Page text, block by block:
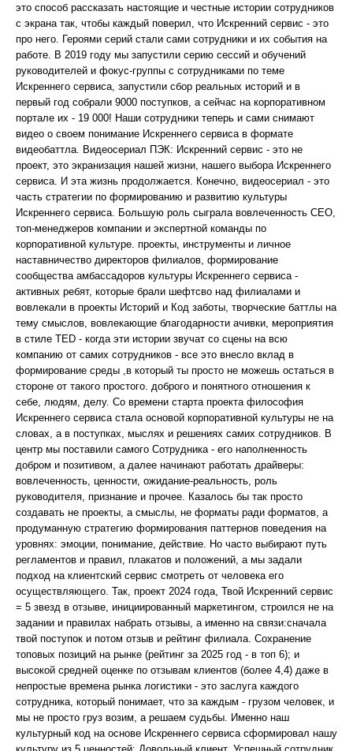
это способ рассказать настоящие и честные истории сотрудников
с экрана так, чтобы каждый поверил, что Искренний сервис - это
про него. Героями серий стали сами сотрудники и их события на
работе. В 2019 году мы запустили серию сессий и обучений
руководителей и фокус-группы с сотрудниками по теме
Искреннего сервиса, запустили сбор реальных историй и в
первый год собрали 9000 поступков, а сейчас на корпоративном
портале их - 19 000! Наши сотрудники теперь и сами снимают
видео о своем понимание Искреннего сервиса в формате
видеобаттла. Видеосериал ПЭК: Искренний сервис - это не
проект, это экранизация нашей жизни, нашего выбора Искреннего
сервиса. И эта жизнь продолжается. Конечно, видеосериал - это
часть стратегии по формированию и развитию культуры
Искреннего сервиса. Большую роль сыграла вовлеченность СЕО,
топ-менеджеров компании и экспертной команды по
корпоративной культуре. проекты, инструменты и личное
наставничество директоров филиалов, формирование
сообщества амбассадоров культуры Искреннего сервиса -
активных ребят, которые брали шефтсво над филиалами и
вовлекали в проекты Историй и Код заботы, творческие баттлы на
тему смыслов, вовлекающие благодарности ачивки, мероприятия
в стиле TED - когда эти истории звучат со сцены на всю
компанию от самих сотрудников - все это внесло вклад в
формирование среды ,в который ты просто не можешь остаться в
стороне от такого простого. доброго и понятного отношения к
себе, людям, делу. Со времени старта проекта философия
Искреннего сервиса стала основой корпоративной культуры не на
словах, а в поступках, мыслях и решениях самих сотрудников. В
центр мы поставили самого Сотрудника - его наполненность
добром и позитивом, а далее начинают работать драйверы:
вовлеченность, ценности, ожидание-реальность, роль
руководителя, признание и прочее. Казалось бы так просто
создавать не проекты, а смыслы, не форматы ради форматов, а
продуманную стратегию формирования паттернов поведения на
уровнях: эмоции, понимание, действие. Но часто выбирают путь
регламентов и правил, плакатов и положений, а мы задали
подход на клиентский сервис смотреть от человека его
осуществляющего. Так, проект 2024 года, Твой Искренний сервис
= 5 звезд в отзыве, инициированный маркетингом, строился не на
задании и правилах набрать отзывы, а именно на связи:сначала
твой поступок и потом отзыв и рейтинг филиала. Сохранение
топовых позиций на рынке (рейтинг за 2025 год - в топ 6); и
высокой средней оценке по отзывам клиентов (более 4,4) даже в
непростые времена рынка логистики - это заслуга каждого
сотрудника, который понимает, что за каждым - грузом человек, и
мы не просто груз возим, а решаем судьбы. Именно наш
культурный код на основе Искреннего сервиса сформировал нашу